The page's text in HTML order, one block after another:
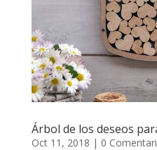
Árbol de los deseos
Oct 11, 2018 | 0